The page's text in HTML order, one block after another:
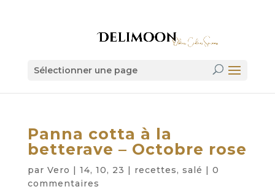
Sélectionner une page
Panna cotta à la
betterave – Octobre rose
par Vero | 14, 10, 23 | recettes, salé | 0
commentaires